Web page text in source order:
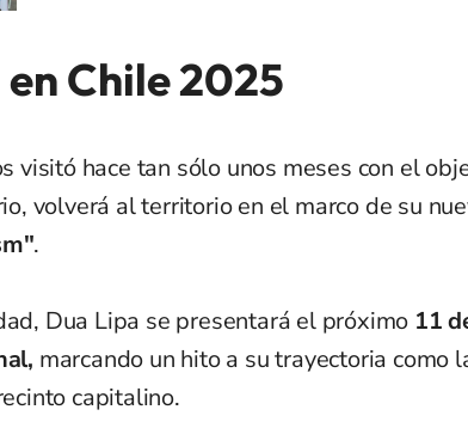
Chile 2025
visitó hace tan sólo unos meses con el
volverá al territorio en el marco de su
.
Dua Lipa se presentará el próximo 11
marcando un hito a su trayectoria como
capitalino.